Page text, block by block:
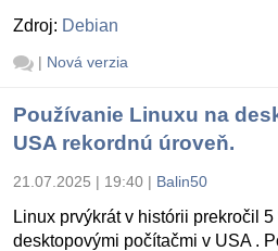
Zdroj: Debian
| Nová verzia
Používanie Linuxu na
USA rekordnú úroveň.
21.07.2025 | 19:40 | Balin50
Linux prvýkrát v histórii prekročil
desktopovými počítačmi v USA .